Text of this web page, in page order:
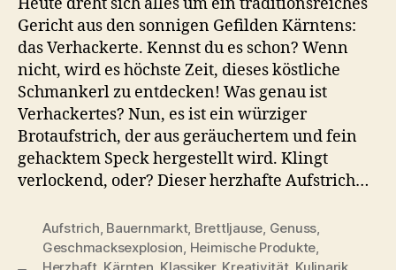
Herzhafter
Speckaufstrich
zur
Kärntner
Brettljause
Heute dreht sich alles um ein traditionsreiches
Gericht aus den sonnigen Gefilden Kärntens:
das Verhackerte. Kennst du es schon? Wenn
nicht, wird es höchste Zeit, dieses köstliche
Schmankerl zu entdecken! Was genau ist
Verhackertes? Nun, es ist ein würziger
Brotaufstrich, der aus geräuchertem und fein
gehacktem Speck hergestellt wird. Klingt
verlockend, oder? Dieser herzhafte Aufstrich…
Aufstrich, Bauernmarkt, Brettljause, Genuss,
Geschmacksexplosion, Heimische Produkte,